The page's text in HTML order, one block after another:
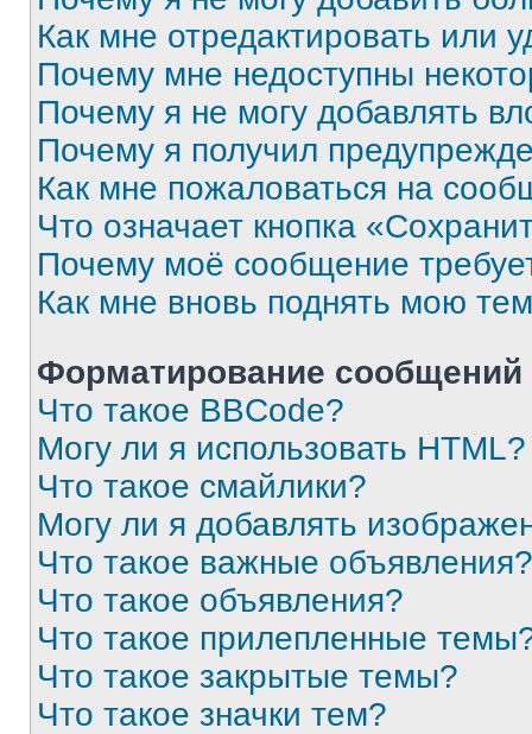
Как мне отредактировать или
Почему мне недоступны
Почему я не могу добавлять
Почему я получил
Как мне пожаловаться на
Что означает кнопка
Почему моё сообщение
Как мне вновь поднять мою
Форматирование
Что такое BBCode?
Могу ли я использовать HTML?
Что такое смайлики?
Могу ли я добавлять
Что такое важные объявления?
Что такое объявления?
Что такое прилепленные
Что такое закрытые темы?
Что такое значки тем?